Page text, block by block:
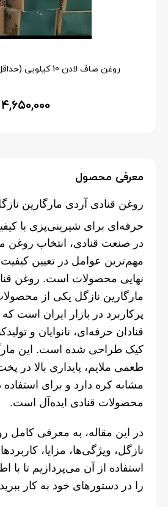
روغن صاف لادن 10 کیلویی (حداقل خرید 5 کارتن)
۴,۶۵۰,۰۰۰
معرفی محصول
روغن قنادی آردی مارگارین
حرفه‌ای برای شیرینی‌پزی با
در صنعت قنادی، انتخاب روغن
مهم‌ترین عوامل در تعیین
نهایی محصولات است. روغن
مارگارین نازگل یکی از
پرکاربرد در بازار ایران است که
قنادان حرفه‌ای، نانوایان و
کیک طراحی شده است. این
طعمی ملایم، پایداری بالا در
مشابه کره دارد و برای استفاده
محصولات قنادی ایده‌آل است.
در این مقاله، به معرفی کامل
نازگل، ویژگی‌ها، مزایا،
استفاده از آن می‌پردازیم تا با
را در دستورهای خود به کار